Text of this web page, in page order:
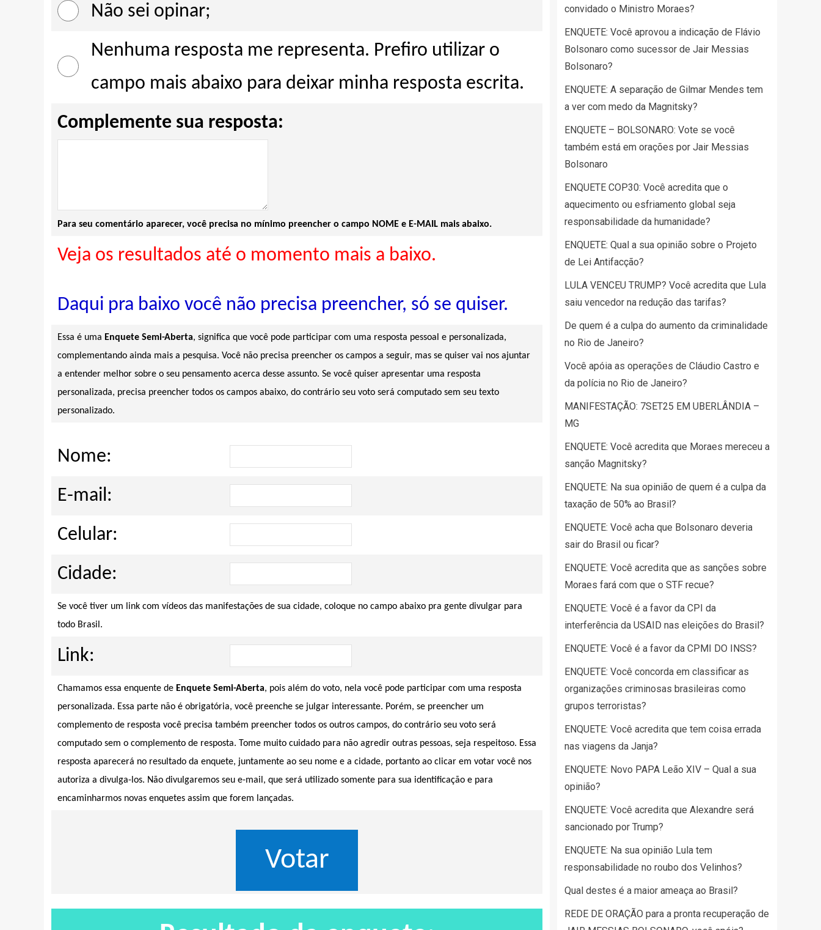
Não sei opinar;
Nenhuma resposta me representa. Prefiro utilizar o
campo mais abaixo para deixar minha resposta escrita.
Complemente sua resposta:
Para seu comentário aparecer, você precisa no mínimo preencher o campo NOME e E-MAIL mais abaixo.
Veja os resultados até o momento mais a baixo.
Daqui pra baixo você não precisa preencher, só se quiser.
Essa é uma Enquete Semi-Aberta, significa que você pode participar com uma resposta pessoal e personalizada,
complementando ainda mais a pesquisa. Você não precisa preencher os campos a seguir, mas se quiser vai nos ajuntar
a entender melhor sobre o seu pensamento acerca desse assunto. Se você quiser apresentar uma resposta
personalizada, precisa preencher todos os campos abaixo, do contrário seu voto será computado sem seu texto
personalizado.
Nome:
E-mail:
Celular:
Cidade:
Se você tiver um link com vídeos das manifestações de sua cidade, coloque no campo abaixo pra gente divulgar para
todo Brasil.
Link:
Chamamos essa enquente de Enquete Semi-Aberta, pois além do voto, nela você pode participar com uma resposta
personalizada. Essa parte não é obrigatória, você preenche se julgar interessante. Porém, se preencher um
complemento de resposta você precisa também preencher todos os outros campos, do contrário seu voto será
computado sem o complemento de resposta. Tome muito cuidado para não agredir outras pessoas, seja respeitoso. Essa
resposta aparecerá no resultado da enquete, juntamente ao seu nome e a cidade, portanto ao clicar em votar você nos
autoriza a divulga-los. Não divulgaremos seu e-mail, que será utilizado somente para sua identificação e para
encaminharmos novas enquetes assim que forem lançadas.
convidado o Ministro Moraes?
ENQUETE: Você aprovou a indicação de Flávio
Bolsonaro como sucessor de Jair Messias
Bolsonaro?
ENQUETE: A separação de Gilmar Mendes tem
a ver com medo da Magnitsky?
ENQUETE – BOLSONARO: Vote se você
também está em orações por Jair Messias
Bolsonaro
ENQUETE COP30: Você acredita que o
aquecimento ou esfriamento global seja
responsabilidade da humanidade?
ENQUETE: Qual a sua opinião sobre o Projeto
de Lei Antifacção?
LULA VENCEU TRUMP? Você acredita que Lula
saiu vencedor na redução das tarifas?
De quem é a culpa do aumento da criminalidade
no Rio de Janeiro?
Você apóia as operações de Cláudio Castro e
da polícia no Rio de Janeiro?
MANIFESTAÇÃO: 7SET25 EM UBERLÂNDIA –
MG
ENQUETE: Você acredita que Moraes mereceu a
sanção Magnitsky?
ENQUETE: Na sua opinião de quem é a culpa da
taxação de 50% ao Brasil?
ENQUETE: Você acha que Bolsonaro deveria
sair do Brasil ou ficar?
ENQUETE: Você acredita que as sanções sobre
Moraes fará com que o STF recue?
ENQUETE: Você é a favor da CPI da
interferência da USAID nas eleições do Brasil?
ENQUETE: Você é a favor da CPMI DO INSS?
ENQUETE: Você concorda em classificar as
organizações criminosas brasileiras como
grupos terroristas?
ENQUETE: Você acredita que tem coisa errada
nas viagens da Janja?
ENQUETE: Novo PAPA Leão XIV – Qual a sua
opinião?
ENQUETE: Você acredita que Alexandre será
sancionado por Trump?
ENQUETE: Na sua opinião Lula tem
responsabilidade no roubo dos Velinhos?
Qual destes é a maior ameaça ao Brasil?
REDE DE ORAÇÃO para a pronta recuperação de